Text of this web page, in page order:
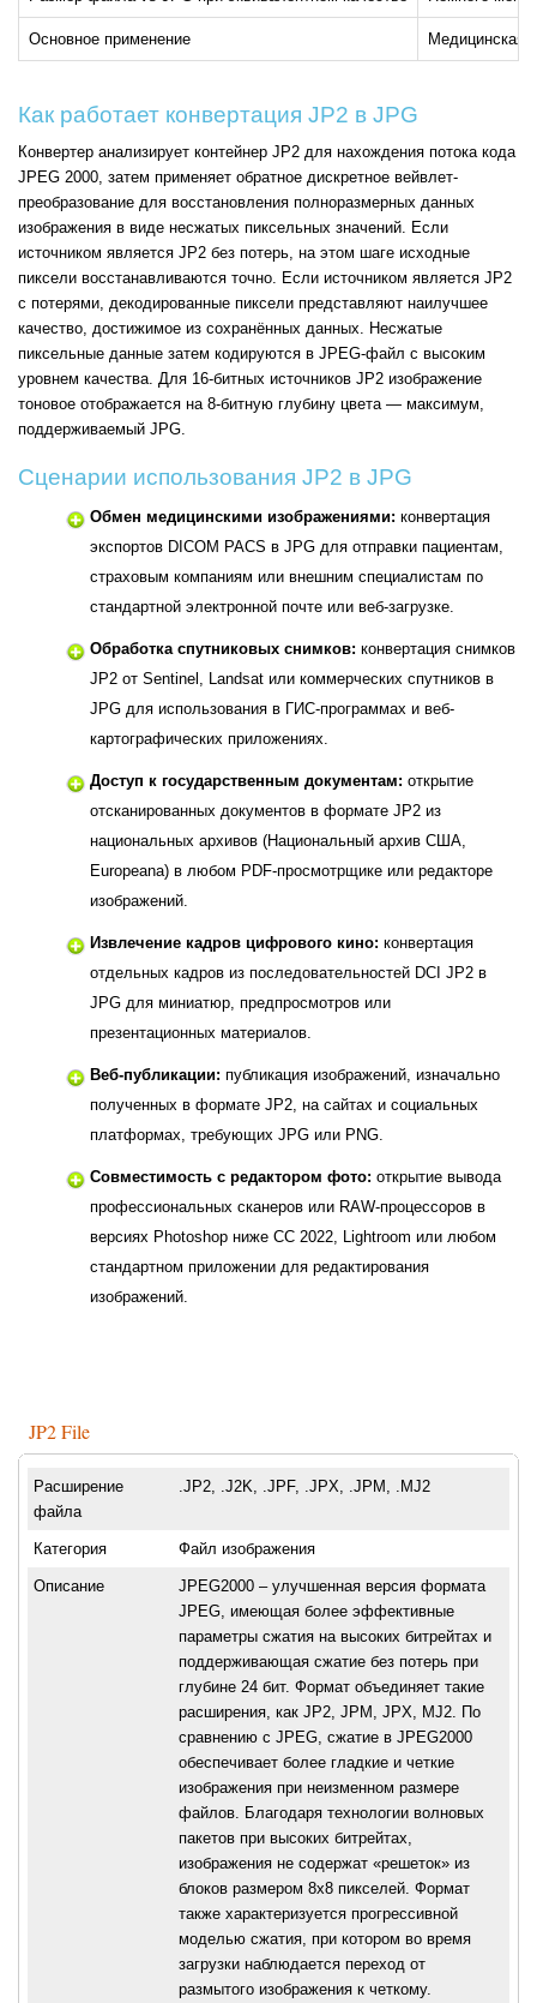
Основное применение Медицинская
Как работает конвертация JP2 в JPG
Конвертер анализирует контейнер JP2 для нахождения потока кода
JPEG 2000, затем применяет обратное дискретное вейвлет-
преобразование для восстановления полноразмерных данных
изображения в виде несжатых пиксельных значений. Если
источником является JP2 без потерь, на этом шаге исходные
пиксели восстанавливаются точно. Если источником является JP2
с потерями, декодированные пиксели представляют наилучшее
качество, достижимое из сохранённых данных. Несжатые
пиксельные данные затем кодируются в JPEG-файл с высоким
уровнем качества. Для 16-битных источников JP2 изображение
тоновое отображается на 8-битную глубину цвета — максимум,
поддерживаемый JPG.
Сценарии использования JP2 в JPG
Обмен медицинскими изображениями: конвертация
экспортов DICOM PACS в JPG для отправки пациентам,
страховым компаниям или внешним специалистам по
стандартной электронной почте или веб-загрузке.
Обработка спутниковых снимков: конвертация снимков
JP2 от Sentinel, Landsat или коммерческих спутников в
JPG для использования в ГИС-программах и веб-
картографических приложениях.
Доступ к государственным документам: открытие
отсканированных документов в формате JP2 из
национальных архивов (Национальный архив США,
Europeana) в любом PDF-просмотрщике или редакторе
изображений.
Извлечение кадров цифрового кино: конвертация
отдельных кадров из последовательностей DCI JP2 в
JPG для миниатюр, предпросмотров или
презентационных материалов.
Веб-публикации: публикация изображений, изначально
полученных в формате JP2, на сайтах и социальных
платформах, требующих JPG или PNG.
Совместимость с редактором фото: открытие вывода
профессиональных сканеров или RAW-процессоров в
версиях Photoshop ниже CC 2022, Lightroom или любом
стандартном приложении для редактирования
изображений.
JP2 File
Расширение
файла
.JP2, .J2K, .JPF, .JPX, .JPM, .MJ2
Категория Файл изображения
Описание
JPEG2000 – улучшенная версия формата
JPEG, имеющая более эффективные
параметры сжатия на высоких битрейтах и
поддерживающая сжатие без потерь при
глубине 24 бит. Формат объединяет такие
расширения, как JP2, JPM, JPX, MJ2. По
сравнению с JPEG, сжатие в JPEG2000
обеспечивает более гладкие и четкие
изображения при неизменном размере
файлов. Благодаря технологии волновых
пакетов при высоких битрейтах,
изображения не содержат «решеток» из
блоков размером 8х8 пикселей. Формат
также характеризуется прогрессивной
моделью сжатия, при котором во время
загрузки наблюдается переход от
размытого изображения к четкому.